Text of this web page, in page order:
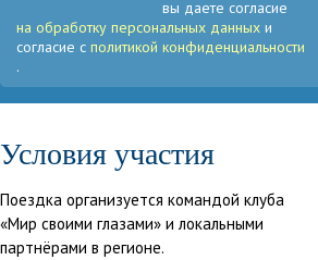
вы даете согласие
на обработку персональных данных и
согласие с политикой конфиденциальности
.
Условия участия
Поездка организуется командой клуба
«Мир своими глазами» и локальными
партнёрами в регионе.